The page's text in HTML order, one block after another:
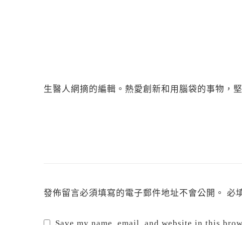
生醫人網摘的編輯。熱愛創新和用腦袋的事物，
發佈留言必須填寫的電子郵件地址不會公開。 必
Save my name, email, and website in this